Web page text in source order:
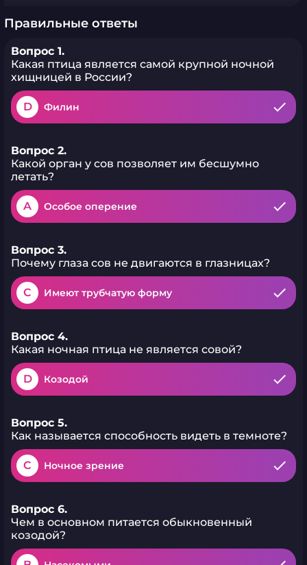
Правильные ответы
Вопрос 1.
Какая птица является самой крупной ночной
хищницей в России?
D Филин
Вопрос 2.
Какой орган у сов позволяет им бесшумно
летать?
A Особое оперение
Вопрос 3.
Почему глаза сов не двигаются в глазницах?
C Имеют трубчатую форму
Вопрос 4.
Какая ночная птица не является совой?
D Козодой
Вопрос 5.
Как называется способность видеть в темноте?
C Ночное зрение
Вопрос 6.
Чем в основном питается обыкновенный
козодой?